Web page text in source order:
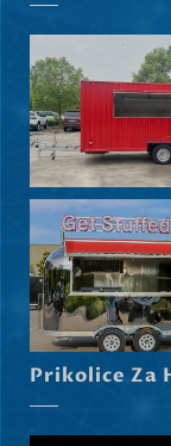
Prikolice Za